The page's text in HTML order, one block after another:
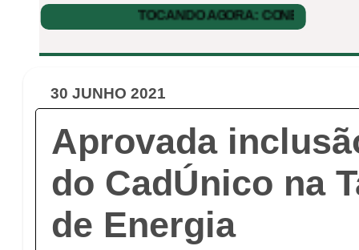
30 JUNHO 2021
Aprovada
do CadÚnico na
de Energia